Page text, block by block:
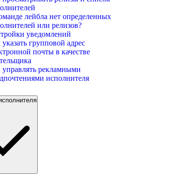
лейбла нет определенных
или релизов?
уведомлений
групповой адрес
почты в качестве
управлять рекламными
исполнителя